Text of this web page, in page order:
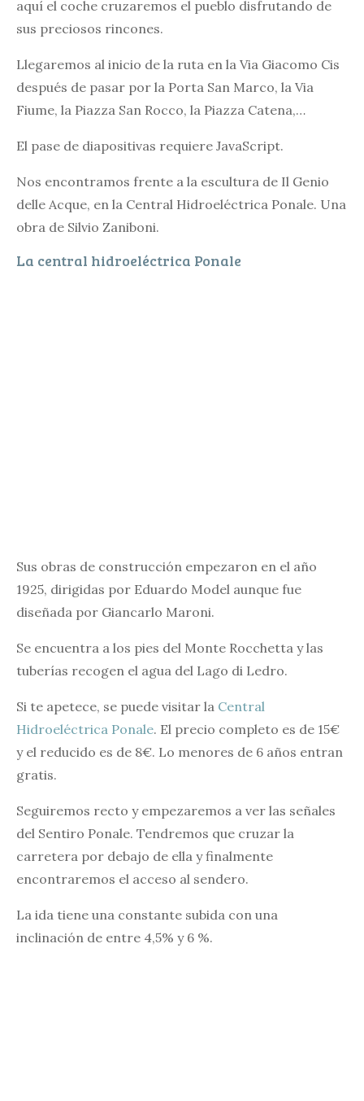
aquí el coche cruzaremos el pueblo disfrutando de
sus preciosos rincones.
Llegaremos al inicio de la ruta en la Via Giacomo Cis
después de pasar por la Porta San Marco, la Via
Fiume, la Piazza San Rocco, la Piazza Catena,…
El pase de diapositivas requiere JavaScript.
Nos encontramos frente a la escultura de Il Genio
delle Acque, en la Central Hidroeléctrica Ponale. Una
obra de Silvio Zaniboni.
La central hidroeléctrica Ponale
Sus obras de construcción empezaron en el año
1925, dirigidas por Eduardo Model aunque fue
diseñada por Giancarlo Maroni.
Se encuentra a los pies del Monte Rocchetta y las
tuberías recogen el agua del Lago di Ledro.
Si te apetece, se puede visitar la Central
Hidroeléctrica Ponale. El precio completo es de 15€
y el reducido es de 8€. Lo menores de 6 años entran
gratis.
Seguiremos recto y empezaremos a ver las señales
del Sentiro Ponale. Tendremos que cruzar la
carretera por debajo de ella y finalmente
encontraremos el acceso al sendero.
La ida tiene una constante subida con una
inclinación de entre 4,5% y 6 %.